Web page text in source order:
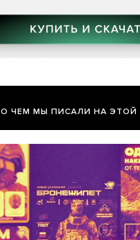
О ЧЕМ МЫ ПИСАЛИ НА ЭТОЙ